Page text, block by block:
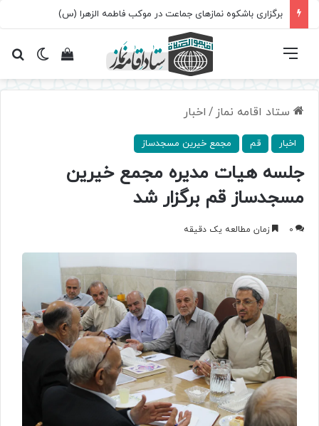
برگزاری باشکوه نمازهای جماعت در موکب فاطمه الزهرا (س)
تغییرمشاهده فهرست
ستاد اقامه نماز / اخبار
اخبار قم مجمع خیرین مسجدساز
جلسه هیات مدیره مجمع خیرین
مسجدساز قم برگزار شد
0 زمان مطالعه یک دقیقه